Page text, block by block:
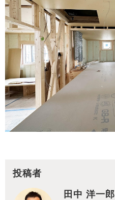
投稿者
田中 洋一郎